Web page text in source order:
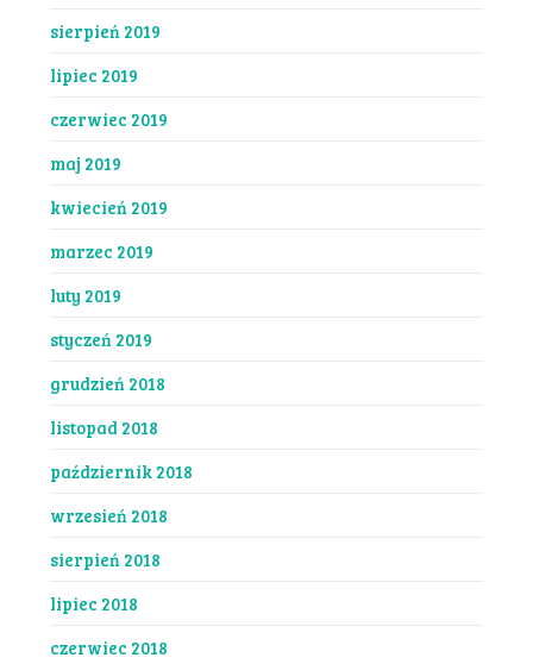
sierpień 2019
lipiec 2019
czerwiec 2019
maj 2019
kwiecień 2019
marzec 2019
luty 2019
styczeń 2019
grudzień 2018
listopad 2018
październik 2018
wrzesień 2018
sierpień 2018
lipiec 2018
czerwiec 2018